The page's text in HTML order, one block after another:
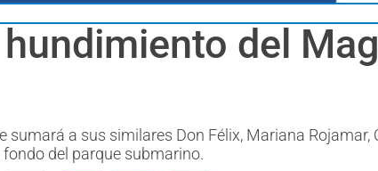
del
sumará a sus similares Don Félix, Mariana Rojamar,
del parque submarino.